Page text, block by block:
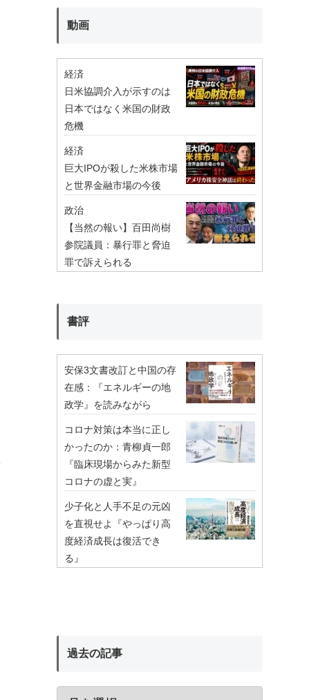
動画
経済
日米協調介入が示すのは
日本ではなく米国の財政
危機
経済
巨大IPOが殺した米株市場
と世界金融市場の今後
政治
【当然の報い】百田尚樹
参院議員：暴行罪と脅迫
罪で訴えられる
書評
安保3文書改訂と中国の存
在感：『エネルギーの地
政学』を読みながら
コロナ対策は本当に正し
かったのか：青柳貞一郎
『臨床現場からみた新型
コロナの虚と実』
少子化と人手不足の元凶
を直視せよ『やっぱり高
度経済成長は復活でき
る』
過去の記事